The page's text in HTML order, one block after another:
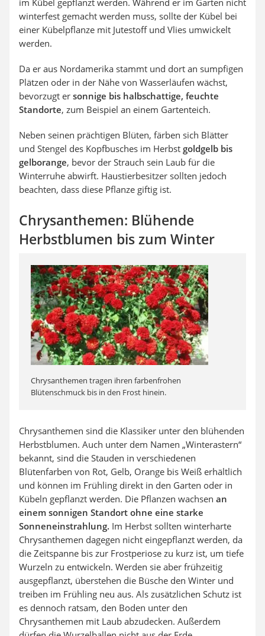
winterfest gemacht werden muss, sollte der Kübel bei
einer Kübelpflanze mit Jutestoff und Vlies umwickelt
werden.
Da er aus Nordamerika stammt und dort an sumpfigen
Plätzen oder in der Nähe von Wasserläufen wächst,
bevorzugt er sonnige bis halbschattige, feuchte
Standorte, zum Beispiel an einem Gartenteich.
Neben seinen prächtigen Blüten, färben sich Blätter
und Stengel des Kopfbusches im Herbst goldgelb bis
gelborange, bevor der Strauch sein Laub für die
Winterruhe abwirft. Haustierbesitzer sollten jedoch
beachten, dass diese Pflanze giftig ist.
Chrysanthemen: Blühende
Herbstblumen bis zum Winter
Chrysanthemen tragen ihren farbenfrohen
Blütenschmuck bis in den Frost hinein.
Chrysanthemen sind die Klassiker unter den blühenden
Herbstblumen. Auch unter dem Namen „Winterastern“
bekannt, sind die Stauden in verschiedenen
Blütenfarben von Rot, Gelb, Orange bis Weiß erhältlich
und können im Frühling direkt in den Garten oder in
Kübeln gepflanzt werden. Die Pflanzen wachsen an
einem sonnigen Standort ohne eine starke
Sonneneinstrahlung. Im Herbst sollten winterharte
Chrysanthemen dagegen nicht eingepflanzt werden, da
die Zeitspanne bis zur Frostperiose zu kurz ist, um tiefe
Wurzeln zu entwickeln. Werden sie aber frühzeitig
ausgepflanzt, überstehen die Büsche den Winter und
treiben im Frühling neu aus. Als zusätzlichen Schutz ist
es dennoch ratsam, den Boden unter den
Chrysanthemen mit Laub abzudecken. Außerdem